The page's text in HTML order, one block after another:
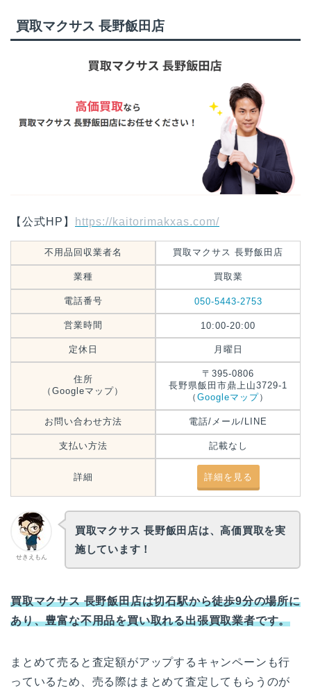
買取マクサス 長野飯田店
【公式HP】 https://kaitorimakxas.com/
不用品回収業者名 買取マクサス 長野飯田店
業種 買取業
電話番号 050-5443-2753
営業時間 10:00-20:00
定休日 月曜日
住所
（Googleマップ）
〒395-0806
長野県飯田市鼎上山3729-1
（ Googleマップ）
お問い合わせ方法 電話/メール/LINE
支払い方法 記載なし
詳細 詳細を見る
せきえもん
買取マクサス 長野飯田店は、高価買取を実
施しています！
買取マクサス 長野飯田店は切石駅から徒歩9分の場所に
あり、豊富な不用品を買い取れる出張買取業者です。
まとめて売ると査定額がアップするキャンペーンも行
っているため、売る際はまとめて査定してもらうのが